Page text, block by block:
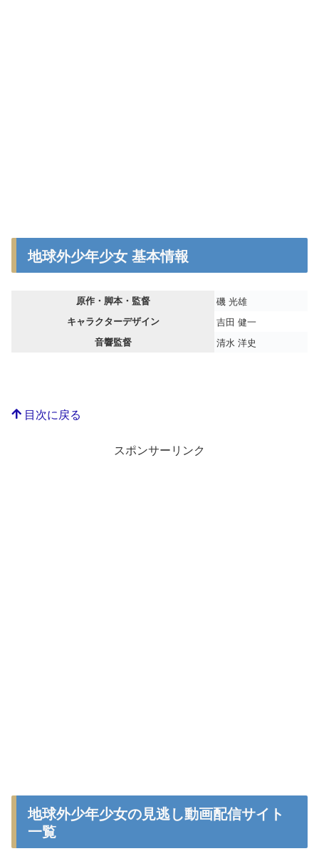
地球外少年少女 基本情報
原作・脚本・監督 磯 光雄
キャラクターデザイン 吉田 健一
音響監督 清水 洋史
目次に戻る
スポンサーリンク
地球外少年少女の見逃し動画配信サイト
一覧